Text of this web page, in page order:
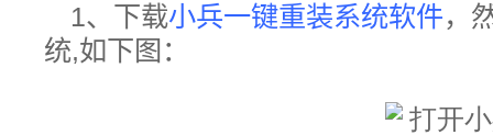
1、下载小兵一键重装系统软件，
统,如下图：